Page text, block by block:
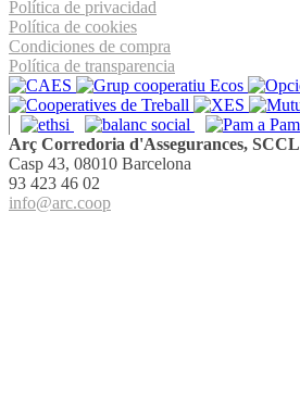
Política de privacidad
Política de cookies
Condiciones de compra
Política de transparencia
Arç Corredoria d'Assegurances, SCCL
Casp 43, 08010 Barcelona
93 423 46 02
info@arc.coop